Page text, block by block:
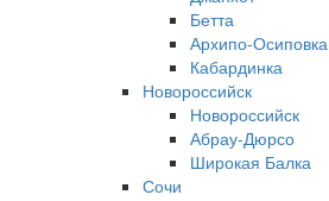
Бетта
Архипо-Осиповка
Кабардинка
Новороссийск
Новороссийск
Абрау-Дюрсо
Широкая Балка
Сочи